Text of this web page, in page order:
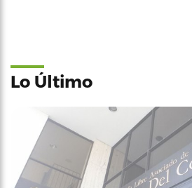
Lo Último